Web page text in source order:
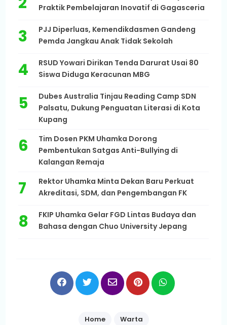
Praktik Pembelajaran Inovatif di Gagasceria
PJJ Diperluas, Kemendikdasmen Gandeng
Pemda Jangkau Anak Tidak Sekolah
RSUD Yowari Dirikan Tenda Darurat Usai 80
Siswa Diduga Keracunan MBG
Dubes Australia Tinjau Reading Camp SDN
Palsatu, Dukung Penguatan Literasi di Kota
Kupang
Tim Dosen PKM Uhamka Dorong
Pembentukan Satgas Anti-Bullying di
Kalangan Remaja
Rektor Uhamka Minta Dekan Baru Perkuat
Akreditasi, SDM, dan Pengembangan FK
FKIP Uhamka Gelar FGD Lintas Budaya dan
Bahasa dengan Chuo University Jepang
Home Warta